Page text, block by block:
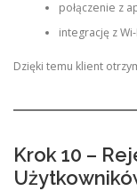
połączenie z
integrację z
Dzięki temu klient
Krok 10 –